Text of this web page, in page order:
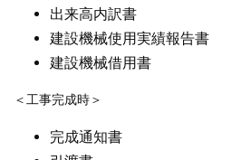
出来高内訳書
建設機械使用実績報告書
建設機械借用書
＜工事完成時＞
完成通知書